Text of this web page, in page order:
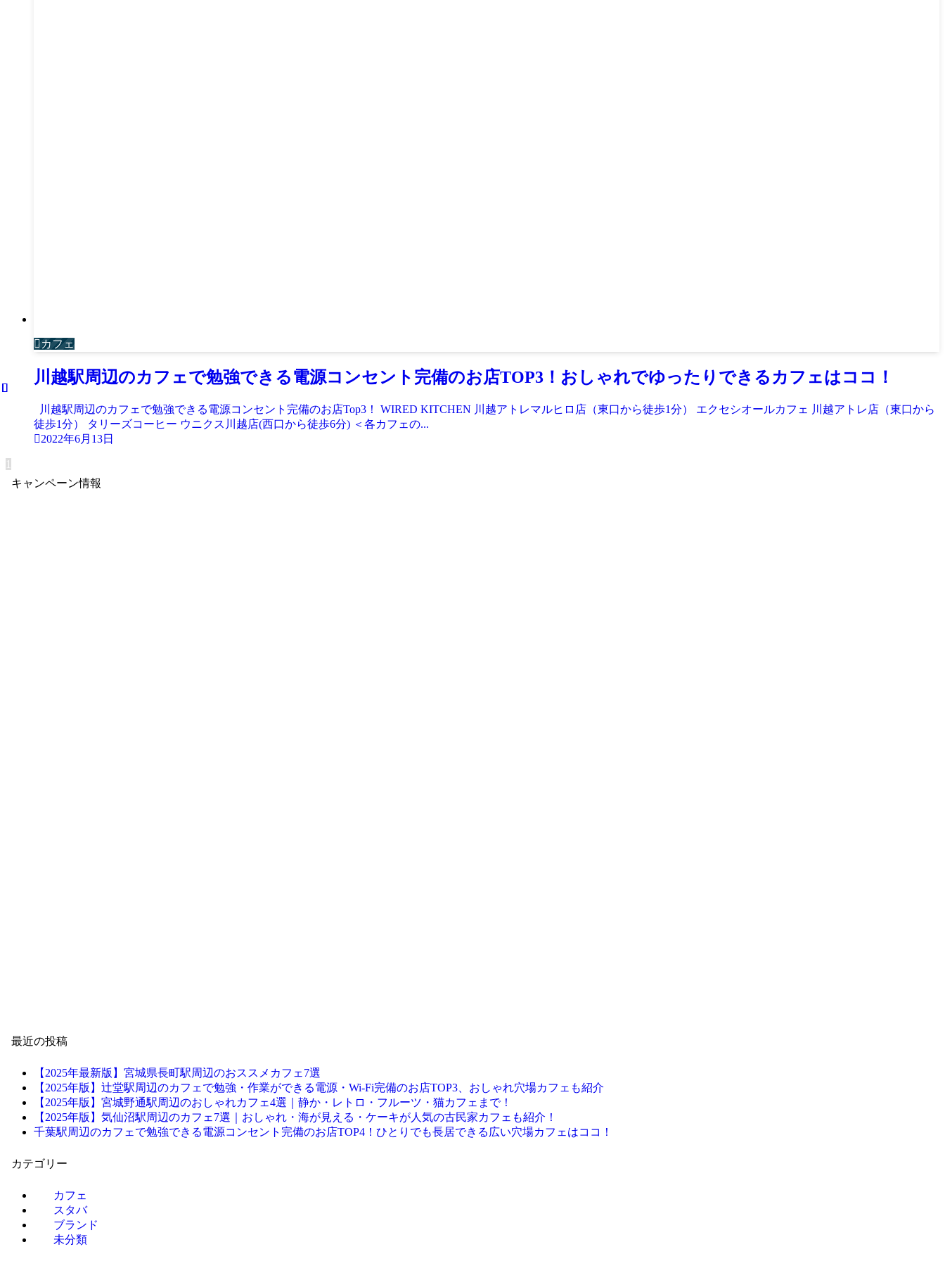
カフェ
川越駅周辺のカフェで勉強できる電源コンセント完備のお店TOP3！おしゃれでゆったりできるカフェはココ！
川越駅周辺のカフェで勉強できる電源コンセント完備のお店Top3！ WIRED KITCHEN 川越アトレマルヒロ店（東口から徒歩1分） エクセシオールカフェ 川越アトレ店（東口から
徒歩1分） タリーズコーヒー ウニクス川越店(西口から徒歩6分) ＜各カフェの...
2022年6月13日
1
キャンペーン情報
最近の投稿
【2025年最新版】宮城県長町駅周辺のおススメカフェ7選
【2025年版】辻堂駅周辺のカフェで勉強・作業ができる電源・Wi-Fi完備のお店TOP3、おしゃれ穴場カフェも紹介
【2025年版】宮城野通駅周辺のおしゃれカフェ4選｜静か・レトロ・フルーツ・猫カフェまで！
【2025年版】気仙沼駅周辺のカフェ7選｜おしゃれ・海が見える・ケーキが人気の古民家カフェも紹介！
千葉駅周辺のカフェで勉強できる電源コンセント完備のお店TOP4！ひとりでも長居できる広い穴場カフェはココ！
カテゴリー
カフェ
スタバ
ブランド
未分類